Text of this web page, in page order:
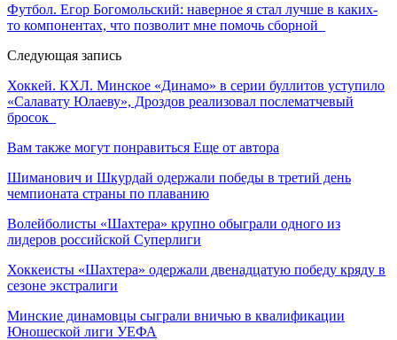
Футбол. Егор Богомольский: наверное я стал лучше в каких-
то компонентах, что позволит мне помочь сборной
Следующая запись
Хоккей. КХЛ. Минское «Динамо» в серии буллитов уступило
«Салавату Юлаеву», Дроздов реализовал послематчевый
бросок
Вам также могут понравиться Еще от автора
Шиманович и Шкурдай одержали победы в третий день
чемпионата страны по плаванию
Волейболисты «Шахтера» крупно обыграли одного из
лидеров российской Суперлиги
Хоккеисты «Шахтера» одержали двенадцатую победу кряду в
сезоне экстралиги
Минские динамовцы сыграли вничью в квалификации
Юношеской лиги УЕФА